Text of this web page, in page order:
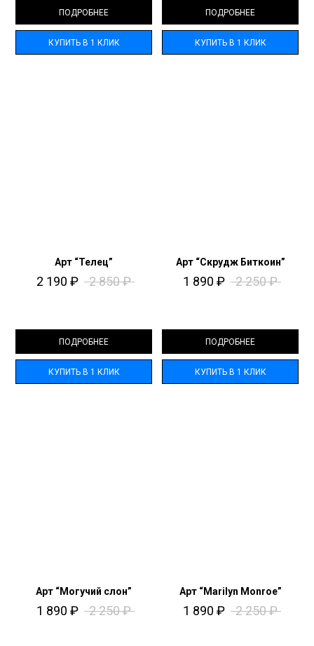
ПОДРОБНЕЕ
КУПИТЬ В 1 КЛИК
ПОДРОБНЕЕ
КУПИТЬ В 1 КЛИК
Арт “Телец”
2 190 ₽ 2 850₽
ПОДРОБНЕЕ
КУПИТЬ В 1 КЛИК
Арт “Скрудж Биткоин”
1 890 ₽ 2 250₽
ПОДРОБНЕЕ
КУПИТЬ В 1 КЛИК
Арт “Могучий слон”
1 890 ₽ 2 250₽
Арт “Marilyn Monroe”
1 890 ₽ 2 250₽